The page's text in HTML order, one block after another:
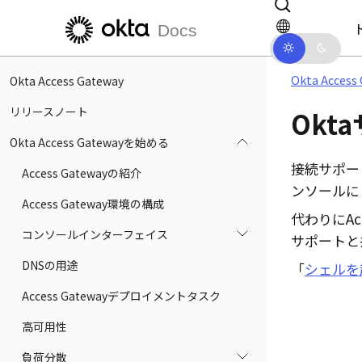
メインコンテンツにスキップ ドキュメントナビゲーションにス
Docs
Okta Access Gateway
リリースノート
Okta Access Gatewayを始める
Access Gatewayの紹介
Access Gateway環境の構成
コンソールインターフェイス
DNSの用途
Access Gatewayデプロイメントタスク
高可用性
負荷分散
Okta Access
Okta
接続サポ
ンソール
代わりに
サポート
「シェル